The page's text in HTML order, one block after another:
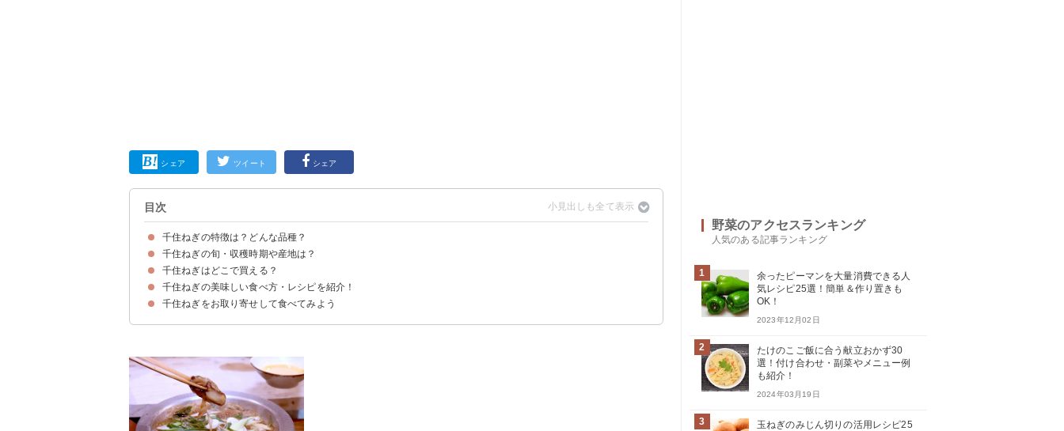
シェア ツイート シェア
目次
千住ねぎの特徴は？どんな品種？
千住ねぎの歴史と4つの品種
千住ねぎの味わい・食感・糖度
専門の葱商「葱茂」が認めた「千住ねぎ」は「千寿ねぎ」として扱われる
千住ねぎの値段・価格
千住ねぎの旬・収穫時期や産地は？
千住ねぎの主産地は東京都
千住ねぎの旬・収穫時期は11月〜12月ごろ
千住ねぎはどこで買える？
千住葱商・葱茂が卸売りをしている
千住ねぎは通販でも購入できるが品薄
千住ねぎの美味しい食べ方・レシピを紹介！
①焼きねぎ
②ねぎま鍋
③すきやき
千住ねぎをお取り寄せして食べてみよう
野菜のアクセスランキング
人気のある記事ランキング
1
余ったピーマンを大量消費できる人
気レシピ25選！簡単＆作り置きも
OK！
2023年12月02日
2
たけのこご飯に合う献立おかず30
選！付け合わせ・副菜やメニュー例
も紹介！
2024年03月19日
3
玉ねぎのみじん切りの活用レシピ25